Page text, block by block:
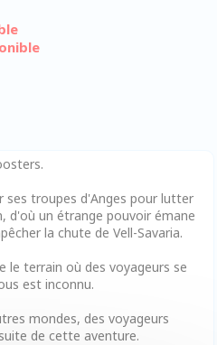
ses troupes d'Anges pour lutter
d'où un étrange pouvoir émane
la chute de Vell-Savaria.
le terrain où des voyageurs se
est inconnu.
mondes, des voyageurs
de cette aventure.